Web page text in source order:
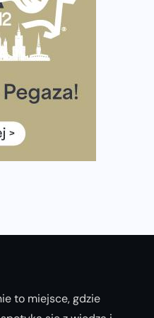
w historii.
dla Bohaterów!
warto włączyć do
na weekend z
to miejsce, gdzie